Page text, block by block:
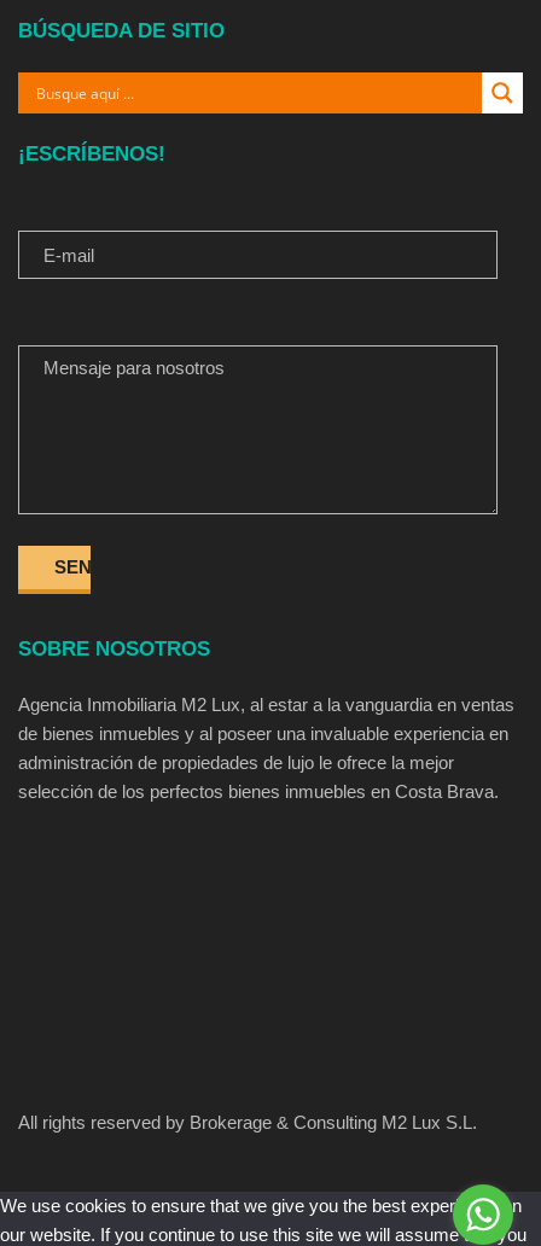
BÚSQUEDA DE SITIO
¡ESCRÍBENOS!
SOBRE NOSOTROS
Agencia Inmobiliaria M2 Lux, al estar a la vanguardia en ventas
de bienes inmuebles y al poseer una invaluable experiencia en
administración de propiedades de lujo le ofrece la mejor
selección de los perfectos bienes inmuebles en Costa Brava.
All rights reserved by Brokerage & Consulting M2 Lux S.L.
We use cookies to ensure that we give you the best experience on
our website. If you continue to use this site we will assume that you